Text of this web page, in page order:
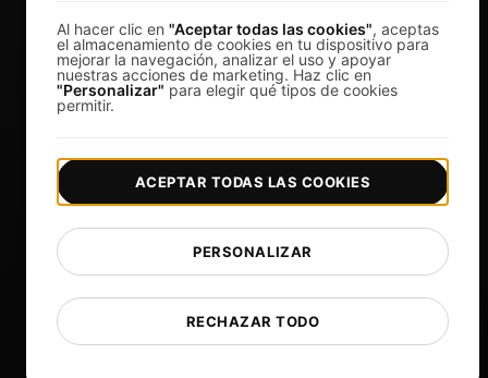
Alternativa Gatling
Alternativa a la langosta
Alternativa Tauro
Ver más
Ayuda
Herramientas gratuitas
Glosario
Lista de plantillas
¿Qué hay de nuevo?
Al hacer clic en "Aceptar todas las cookies", aceptas
el almacenamiento de cookies en tu dispositivo para
mejorar la navegación, analizar el uso y apoyar
nuestras acciones de marketing. Haz clic en
"Personalizar" para elegir qué tipos de cookies
permitir.
RECHAZAR TODO
PERSONALIZAR
ACEPTAR TODAS LAS COOKIES